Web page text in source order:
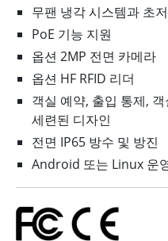
무팬 냉각 시스템과 초
PoE 기능 지원
옵션 2MP 전면 카메라
옵션 HF RFID 리더
객실 예약, 출입 통제,
세련된 디자인
전면 IP65 방수 및 방진
Android 또는 Linux 운